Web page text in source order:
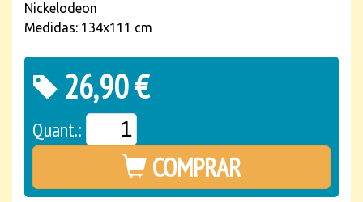
Nickelodeon
Medidas: 134x111 cm
26,90 €
Quant.:
COMPRAR